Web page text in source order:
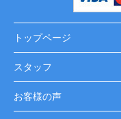
トップページ
スタッフ
お客様の声